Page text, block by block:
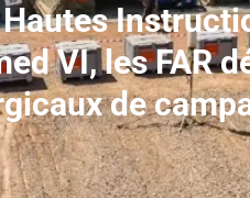
VI, les FAR
de